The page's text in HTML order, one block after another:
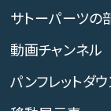
サトーパーツの
動画チャンネル
パンフレットダ